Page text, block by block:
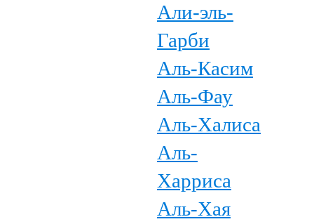
Али-эль-
Гарби
Аль-Касим
Аль-Фау
Аль-Халиса
Аль-
Харриса
Аль-Хая